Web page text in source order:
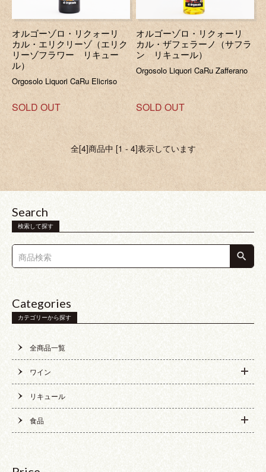
オルゴーゾロ・リクォーリ
カル・エリクリーゾ（エリク
リーゾフラワー リキュー
ル）
Orgosolo Liquori CaRu Elicriso
SOLD OUT
オルゴーゾロ・リクォーリ
カル・ザフェラーノ（サフラ
ン リキュール）
Orgosolo Liquori CaRu Zafferano
SOLD OUT
全[4]商品中 [1 - 4]表示しています
Search
検索して探す
Categories
カテゴリーから探す
全商品一覧
ワイン
リキュール
食品